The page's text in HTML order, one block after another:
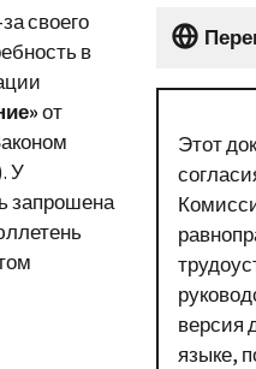
Этот
версия
языке,
своего
в
от
У
запрошена